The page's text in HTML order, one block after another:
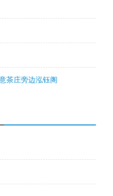
茶庄旁边泓钰阁